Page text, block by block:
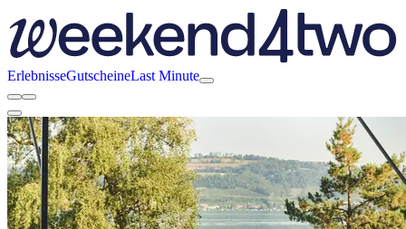
ErlebnisseGutscheineLast Minute